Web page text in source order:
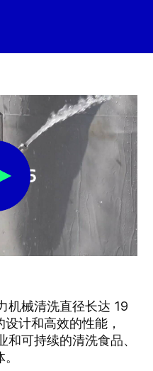
机械清洗直径长达 19
计和高效的性能，
可持续的清洗食品、